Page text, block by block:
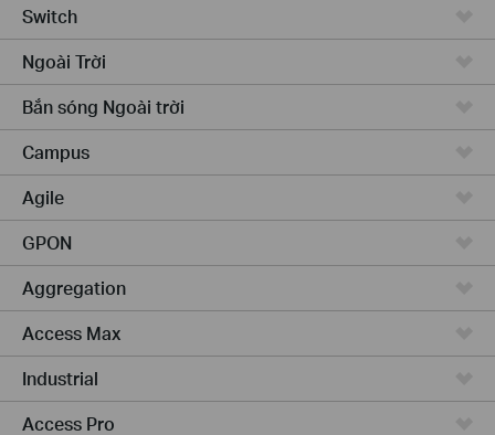
Switch
Ngoài Trời
Bắn sóng Ngoài trời
Campus
Agile
GPON
Aggregation
Access Max
Industrial
Access Pro